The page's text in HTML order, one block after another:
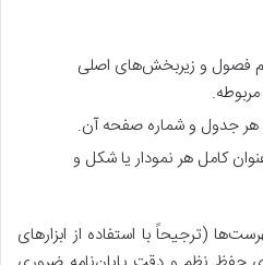
فصول و زیربخش‌های اصلی
هر جدول و شماره صفحه آن.
کامل هر نمودار یا شکل و
(ترجیحاً با استفاده از ابزارهای